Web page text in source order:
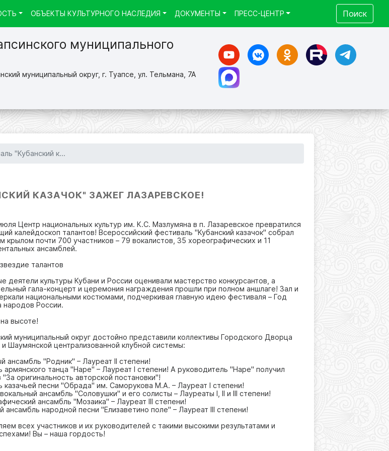
муниципального
муниципальный округ, г. Туапсе, ул. Тельмана, 7А
ОБЪЕКТЫ КУЛЬТУРНОГО НАСЛЕДИЯ ДОКУМЕНТЫ ПРЕСС-ЦЕНТР Поиск
"Кубанский к...
КАЗАЧОК" ЗАЖЕГ ЛАЗАРЕВСКОЕ!
Центр национальных культур им. К.С. Мазлумяна в п. Лазаревское превратился
калейдоскоп талантов! Всероссийский фестиваль "Кубанский казачок" собрал
крылом почти 700 участников – 79 вокалистов, 35 хореографических и 11
ансамблей.
талантов
деятели культуры Кубани и России оценивали мастерство конкурсантов, а
гала-концерт и церемония награждения прошли при полном аншлаге! Зал и
национальными костюмами, подчеркивая главную идею фестиваля – Год
народов России.
высоте!
муниципальный округ достойно представили коллективы Городского Дворца
и Шаумянской централизованной клубной системы:
ансамбль "Родник" – Лауреат II степени!
армянского танца "Наре" – Лауреат I степени! А руководитель "Наре" получил
"За оригинальность авторской постановки"!
казачьей песни "Обрада" им. Саморукова М.А. – Лауреат I степени!
ансамбль "Соловушки" и его солисты – Лауреаты I, II и III степени!
ансамбль "Мозаика" – Лауреат III степени!
ансамбль народной песни "Елизаветино поле" – Лауреат III степени!
всех участников и их руководителей с такими высокими результатами и
Вы – наша гордость!